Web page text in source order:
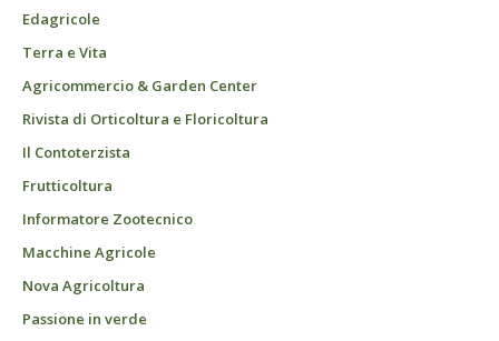
Edagricole
Terra e Vita
Agricommercio & Garden Center
Rivista di Orticoltura e Floricoltura
Il Contoterzista
Frutticoltura
Informatore Zootecnico
Macchine Agricole
Nova Agricoltura
Passione in verde